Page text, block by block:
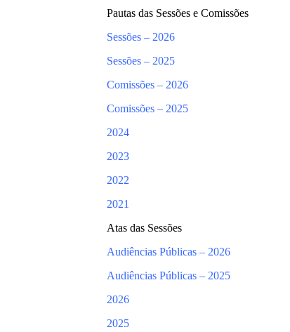
Pautas das Sessões e Comissões
Sessões – 2026
Sessões – 2025
Comissões – 2026
Comissões – 2025
2024
2023
2022
2021
Atas das Sessões
Audiências Públicas – 2026
Audiências Públicas – 2025
2026
2025